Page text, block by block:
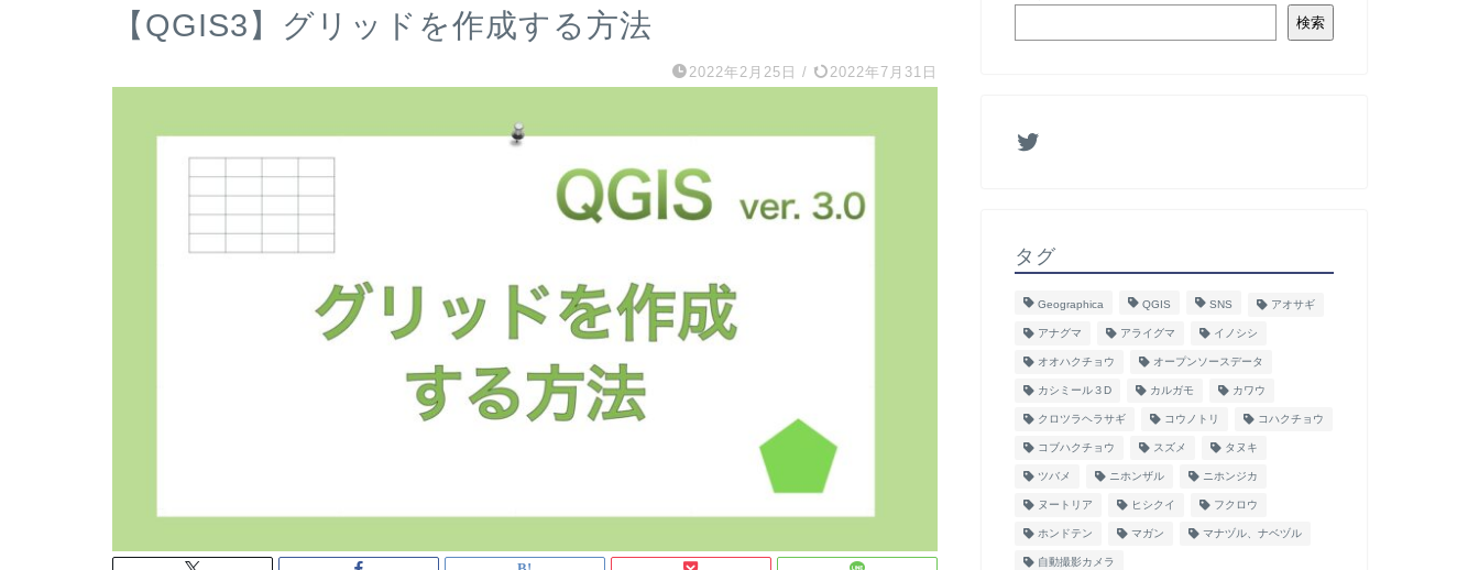
【QGIS3】グリッドを作成する方法
2022年2月25日 / 2022年7月31日
検索
タグ
Geographica QGIS SNS アオサギ
アナグマ アライグマ イノシシ
オオハクチョウ オープンソースデータ
カシミール３D カルガモ カワウ
クロツラヘラサギ コウノトリ コハクチョウ
コブハクチョウ スズメ タヌキ
ツバメ ニホンザル ニホンジカ
ヌートリア ヒシクイ フクロウ
ホンドテン マガン マナヅル、ナベヅル
自動撮影カメラ